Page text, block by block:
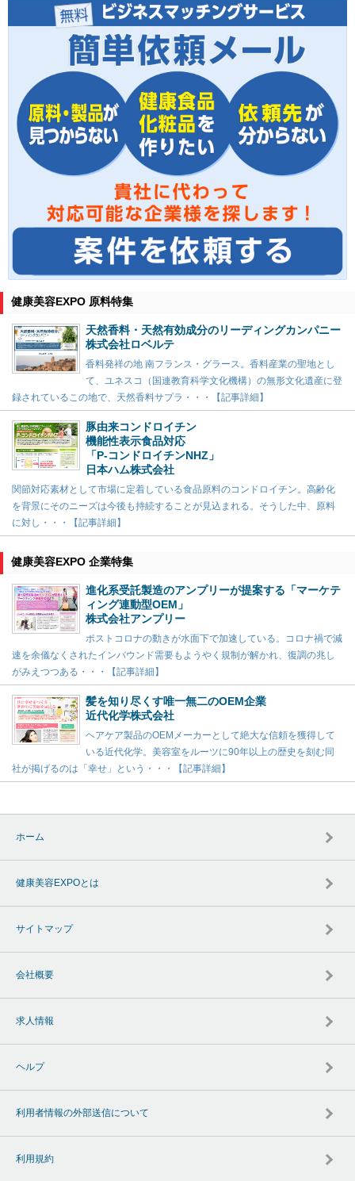
健康美容EXPO 原料特集
天然香料・天然有効成分のリーディングカンパニー
株式会社ロベルテ
香料発祥の地 南フランス・グラース。香料産業の聖地とし
て、ユネスコ（国連教育科学文化機構）の無形文化遺産に登
録されているこの地で、天然香料サプラ・・・【記事詳細】
豚由来コンドロイチン
機能性表示食品対応
「P-コンドロイチンNHZ」
日本ハム株式会社
関節対応素材として市場に定着している食品原料のコンドロイチン。高齢化
を背景にそのニーズは今後も持続することが見込まれる。そうした中、原料
に対し・・・【記事詳細】
健康美容EXPO 企業特集
進化系受託製造のアンプリーが提案する「マーケテ
ィング連動型OEM」
株式会社アンプリー
ポストコロナの動きが水面下で加速している。コロナ禍で減
速を余儀なくされたインバウンド需要もようやく規制が解かれ、復調の兆し
がみえつつある・・・【記事詳細】
髪を知り尽くす唯一無二のOEM企業
近代化学株式会社
ヘアケア製品のOEMメーカーとして絶大な信頼を獲得して
いる近代化学。美容室をルーツに90年以上の歴史を刻む同
社が掲げるのは「幸せ」という・・・【記事詳細】
ホーム
健康美容EXPOとは
サイトマップ
会社概要
求人情報
ヘルプ
利用者情報の外部送信について
利用規約